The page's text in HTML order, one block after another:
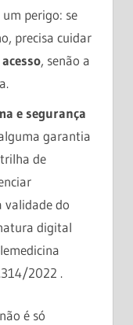
perigo: se
precisa cuidar
, senão a
e segurança
garantia
de
validade do
digital
2022 .
é só